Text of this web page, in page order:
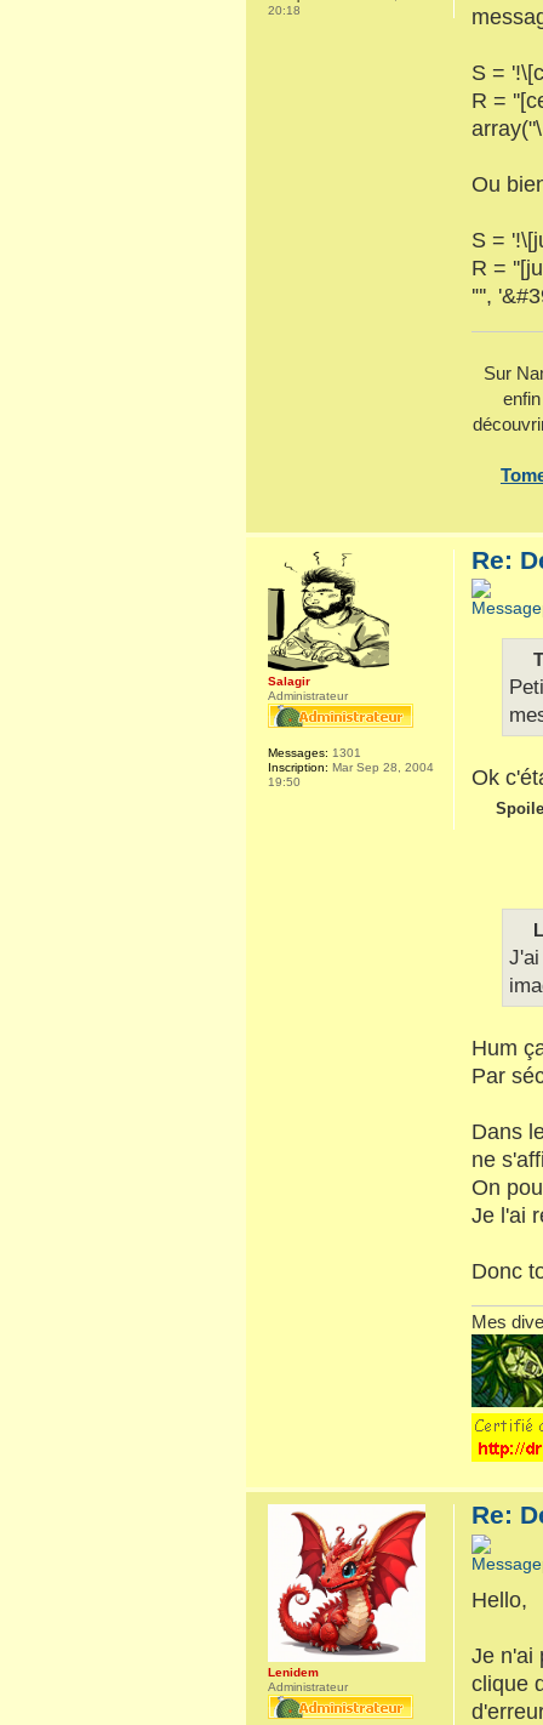
S =
R =
Ou
S =
R =
'"',
Sur
20:18
Re:
Ok
Hum
Par
Dans
ne
On
Je l'ai
Donc
Mes
Salagir
Administrateur
Messages: 1301
Inscription: Mar Sep 28, 2004
19:50
Re:
Hello,
Je n'ai
clique
Lenidem
Administrateur